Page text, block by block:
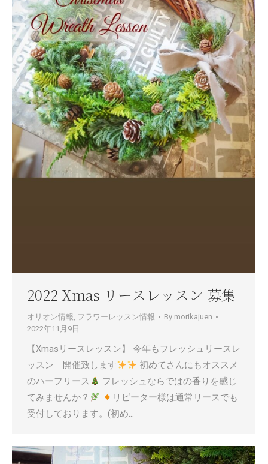
2022 Xmas リースレッスン 募集
オリオン情報, フラワーレッスン情報 By morikajuen
2022年11月9日
【Xmasリースレッスン】 今年もフレッシュリースレ
ッスン 開催致します
初めてさんにもオススメ
のハーフリース
フレッシュならではの香りを感じ
てみませんか？
リピーター様は通常リースでも
受付しております。(初め…